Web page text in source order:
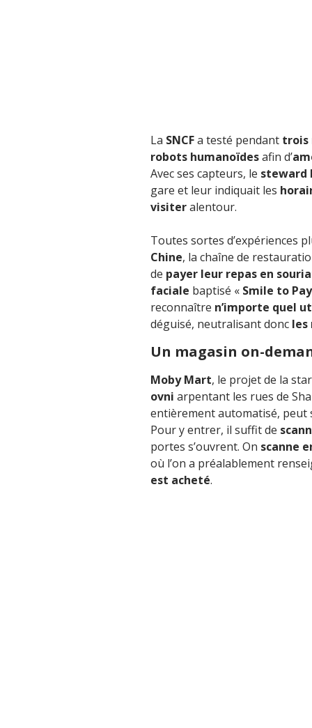
La SNCFa testé pendant trois
robots humanoïdesafin d’
Avec ses capteurs, le steward
gare et leur indiquait les
visiteralentour.
Toutes sortes d’expériences
Chine, la chaîne de
de payer leur repas en
faciale baptisé « Smile to Pay
reconnaître n’importe quel
déguisé, neutralisant donc les
Un magasin on-
Moby Mart, le projet de la
ovni arpentant les rues de
entièrement automatisé, peut
Pour y entrer, il suffit de
portes s’ouvrent. On scanne
où l’on a préalablement
est acheté.